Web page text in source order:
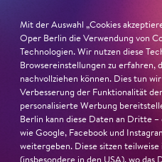
zurück, lobt die Jury Ambur
und ihre starke
»In dem überwältigenden
sind Auflehnung und
wie die verzweifelte
Begründung
Mit der Auswahl „Cookies
Oper Berlin die Verwendung von
Technologien. Wir nutzen diese
Browsereinstellungen zu erfahren,
nachvollziehen können. Dies tun
Verbesserung der Funktionalität
personalisierte Werbung
Berlin kann diese Daten an Dritte
wie Google, Facebook und
weitergeben. Diese sitzen